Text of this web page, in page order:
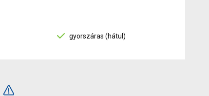
gyorszáras (hátul)